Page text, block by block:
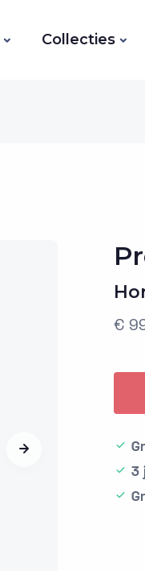
Collecties
€
3